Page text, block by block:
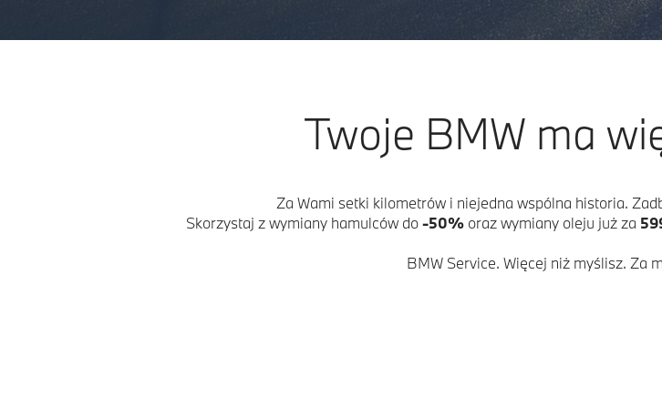
Twoje BMW ma
Za Wami setki kilometrów i niejedna wspólna historia.
Skorzystaj z wymiany hamulców do-50% oraz wymiany oleju już za
BMW Service. Więcej niż myślisz. Za